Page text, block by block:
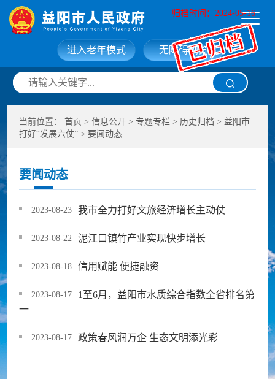
归档时间：2024-05-16
网站首页 走进益阳
信息公开 政务服务
互动交流
无障碍浏览
进入老年模式
当前位置：首页 >信息公开 >专题专栏 > 历史归档 > 益阳市
打好“发展六仗” >要闻动态
要闻动态
2023-08-23 我市全力打好文旅经济增长主动仗
2023-08-22 泥江口镇竹产业实现快步增长
2023-08-18 信用赋能 便捷融资
2023-08-17
1至6月，益阳市水质综合指数全省排名第
一
2023-08-17 政策春风润万企 生态文明添光彩